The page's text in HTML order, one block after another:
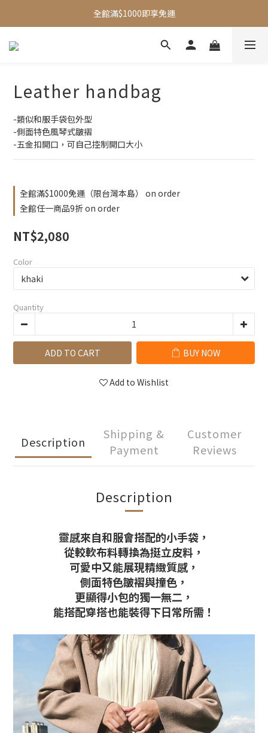
全館滿$1000即享免運
全館滿$1000即享免運
加入會員 贈$50購物金
全館滿$1000即享免運
Leather handbag
-類似和服手袋包外型
-側面特色風琴式皺褶
-五金扣開口，可自己控制開口大小
全館滿$1000免運（限台灣本島） on order
全館任一商品9折 on order
NT$2,080
Color
Quantity
ADD TO CART BUY NOW
Add to Wishlist
Description
Shipping &
Payment
Customer
Reviews
Description
靈感來自和服會搭配的小手袋，
從較軟布料轉換為挺立皮料，
可愛中又能展現精緻質感，
側面特色皺褶與撞色，
更顯得小包的獨一無二，
能搭配穿搭也能裝得下日常所需！